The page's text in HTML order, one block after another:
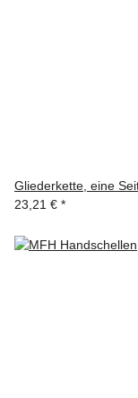
Gliederkette, eine
23,21 € *